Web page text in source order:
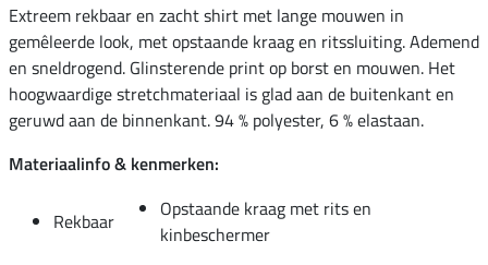
Extreem rekbaar en zacht shirt met lange mouwen in
gemêleerde look, met opstaande kraag en ritssluiting. Ademend
en sneldrogend. Glinsterende print op borst en mouwen. Het
hoogwaardige stretchmateriaal is glad aan de buitenkant en
geruwd aan de binnenkant. 94 % polyester, 6 % elastaan.
Materiaalinfo & kenmerken:
Rekbaar
Opstaande kraag met rits en
kinbeschermer